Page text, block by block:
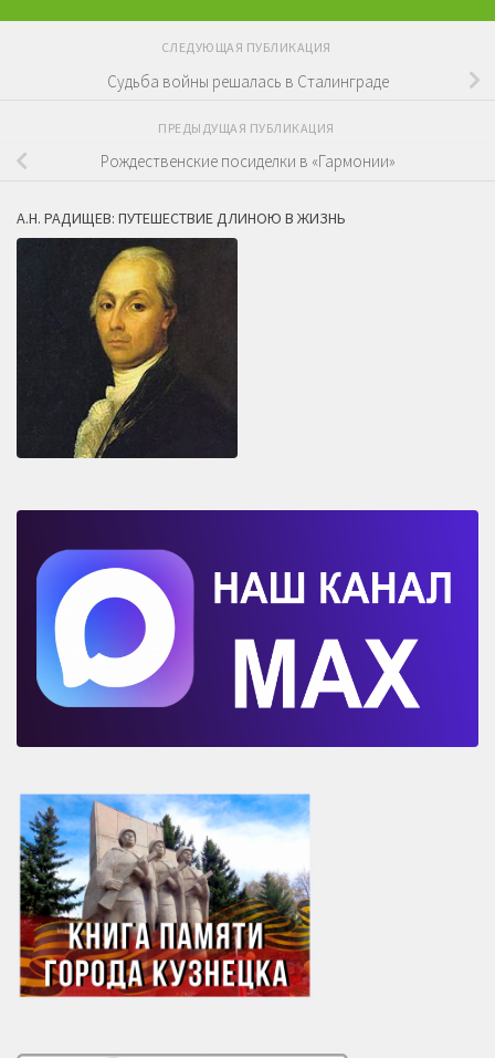
СЛЕДУЮЩАЯ ПУБЛИКАЦИЯ
Судьба войны решалась в Сталинграде
ПРЕДЫДУЩАЯ ПУБЛИКАЦИЯ
Рождественские посиделки в «Гармонии»
А.Н. РАДИЩЕВ: ПУТЕШЕСТВИЕ ДЛИНОЮ В ЖИЗНЬ